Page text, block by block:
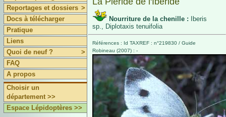
Reportages et dossiers >
Docs à télécharger
Pratique
Liens
Quoi de neuf ?
>
FAQ
A propos
Choisir un
département >>
Espace Lépidoptères >>
Nourriture de la chenille :
Iberis
sp., Diplotaxis tenuifolia
Références : Id TAXREF : n°219830 / Guide
Robineau (2007) : -